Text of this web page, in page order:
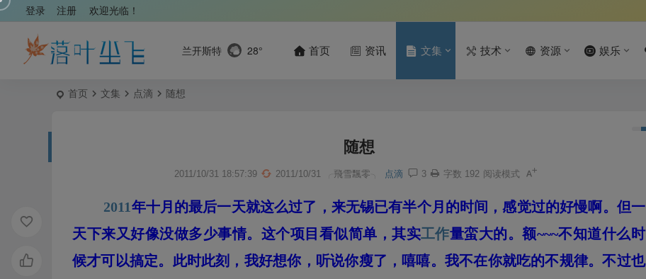
欢迎光临！
登录 注册
兰开斯特 28° 首页 资讯 文集 技术 资源 娱乐
首页 文集 点滴 随想
随想
2011/10/31 18:57:39 2011/10/31 ╭飛雪飄零╮ 点滴 3 字数 192 阅读模式
2011年十月的最后一天就这么过了，来无锡已有半个月的时间，感觉过的好慢啊。但一
天下来又好像没做多少事情。这个项目看似简单，其实工作量蛮大的。额~~~不知道什么时
候才可以搞定。此时此刻，我好想你，听说你瘦了，嘻嘻。我不在你就吃的不规律。不过也